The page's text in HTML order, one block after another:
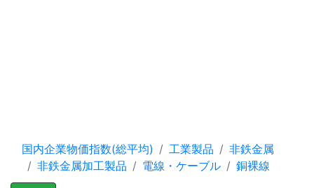
国内企業物価指数(総平均) 工業製品
非鉄金属
非鉄金属加工製品
電線・ケーブル 銅裸線